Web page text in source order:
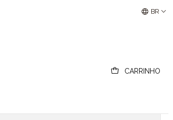
CARRINHO
Buscantiguidades - Leilões Colecionismo e BR
com cão